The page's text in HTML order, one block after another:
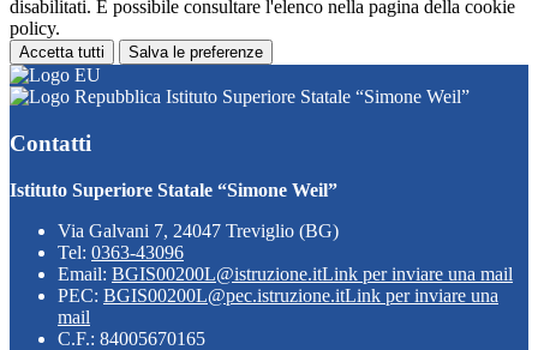
disabilitati. È possibile consultare l'elenco nella pagina della cookie
policy.
Accetta tutti Salva le preferenze
Istituto Superiore Statale “Simone Weil”
Contatti
Istituto Superiore Statale “Simone Weil”
Via Galvani 7, 24047 Treviglio (BG)
Tel: 0363-43096
Email: BGIS00200L@istruzione.itLink per inviare una mail
PEC: BGIS00200L@pec.istruzione.itLink per inviare una
mail
C.F.: 84005670165